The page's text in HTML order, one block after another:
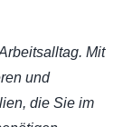
Mit
und
die Sie im